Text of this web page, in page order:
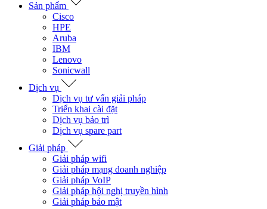
Sản phẩm
Cisco
HPE
Aruba
IBM
Lenovo
Sonicwall
Dịch vụ
Dịch vụ tư vấn giải pháp
Triển khai cài đặt
Dịch vụ bảo trì
Dịch vụ spare part
Giải pháp
Giải pháp wifi
Giải pháp mạng doanh nghiệp
Giải pháp VoIP
Giải pháp hội nghị truyền hình
Giải pháp bảo mật